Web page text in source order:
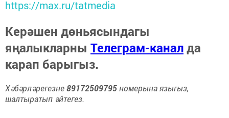
https://max.ru/tatmedia
Керәшен дөньясындагы
яңалыкларны Телеграм-каналда
карап барыгыз.
Хәбәрләрегезне89172509795номерына языгыз,
шалтыратып әйтегез.